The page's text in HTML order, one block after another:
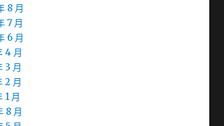
8 月
7 月
6 月
4 月
3 月
2 月
1 月
8 月